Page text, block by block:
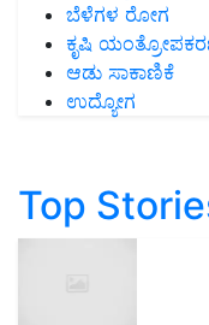
ಬೆಳೆಗಳ ರೋಗ
ಕೃಷಿ
ಆಡು ಸಾಕಾಣಿಕೆ
ಉದ್ಯೋಗ
Top